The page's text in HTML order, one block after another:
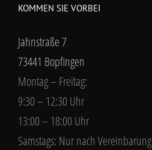
KOMMEN SIE VORBEI
Jahnstraße 7
73441 Bopfingen
Montag – Freitag:
9:30 – 12:30 Uhr
13:00 – 18:00 Uhr
Samstags: Nur nach Vereinbarung